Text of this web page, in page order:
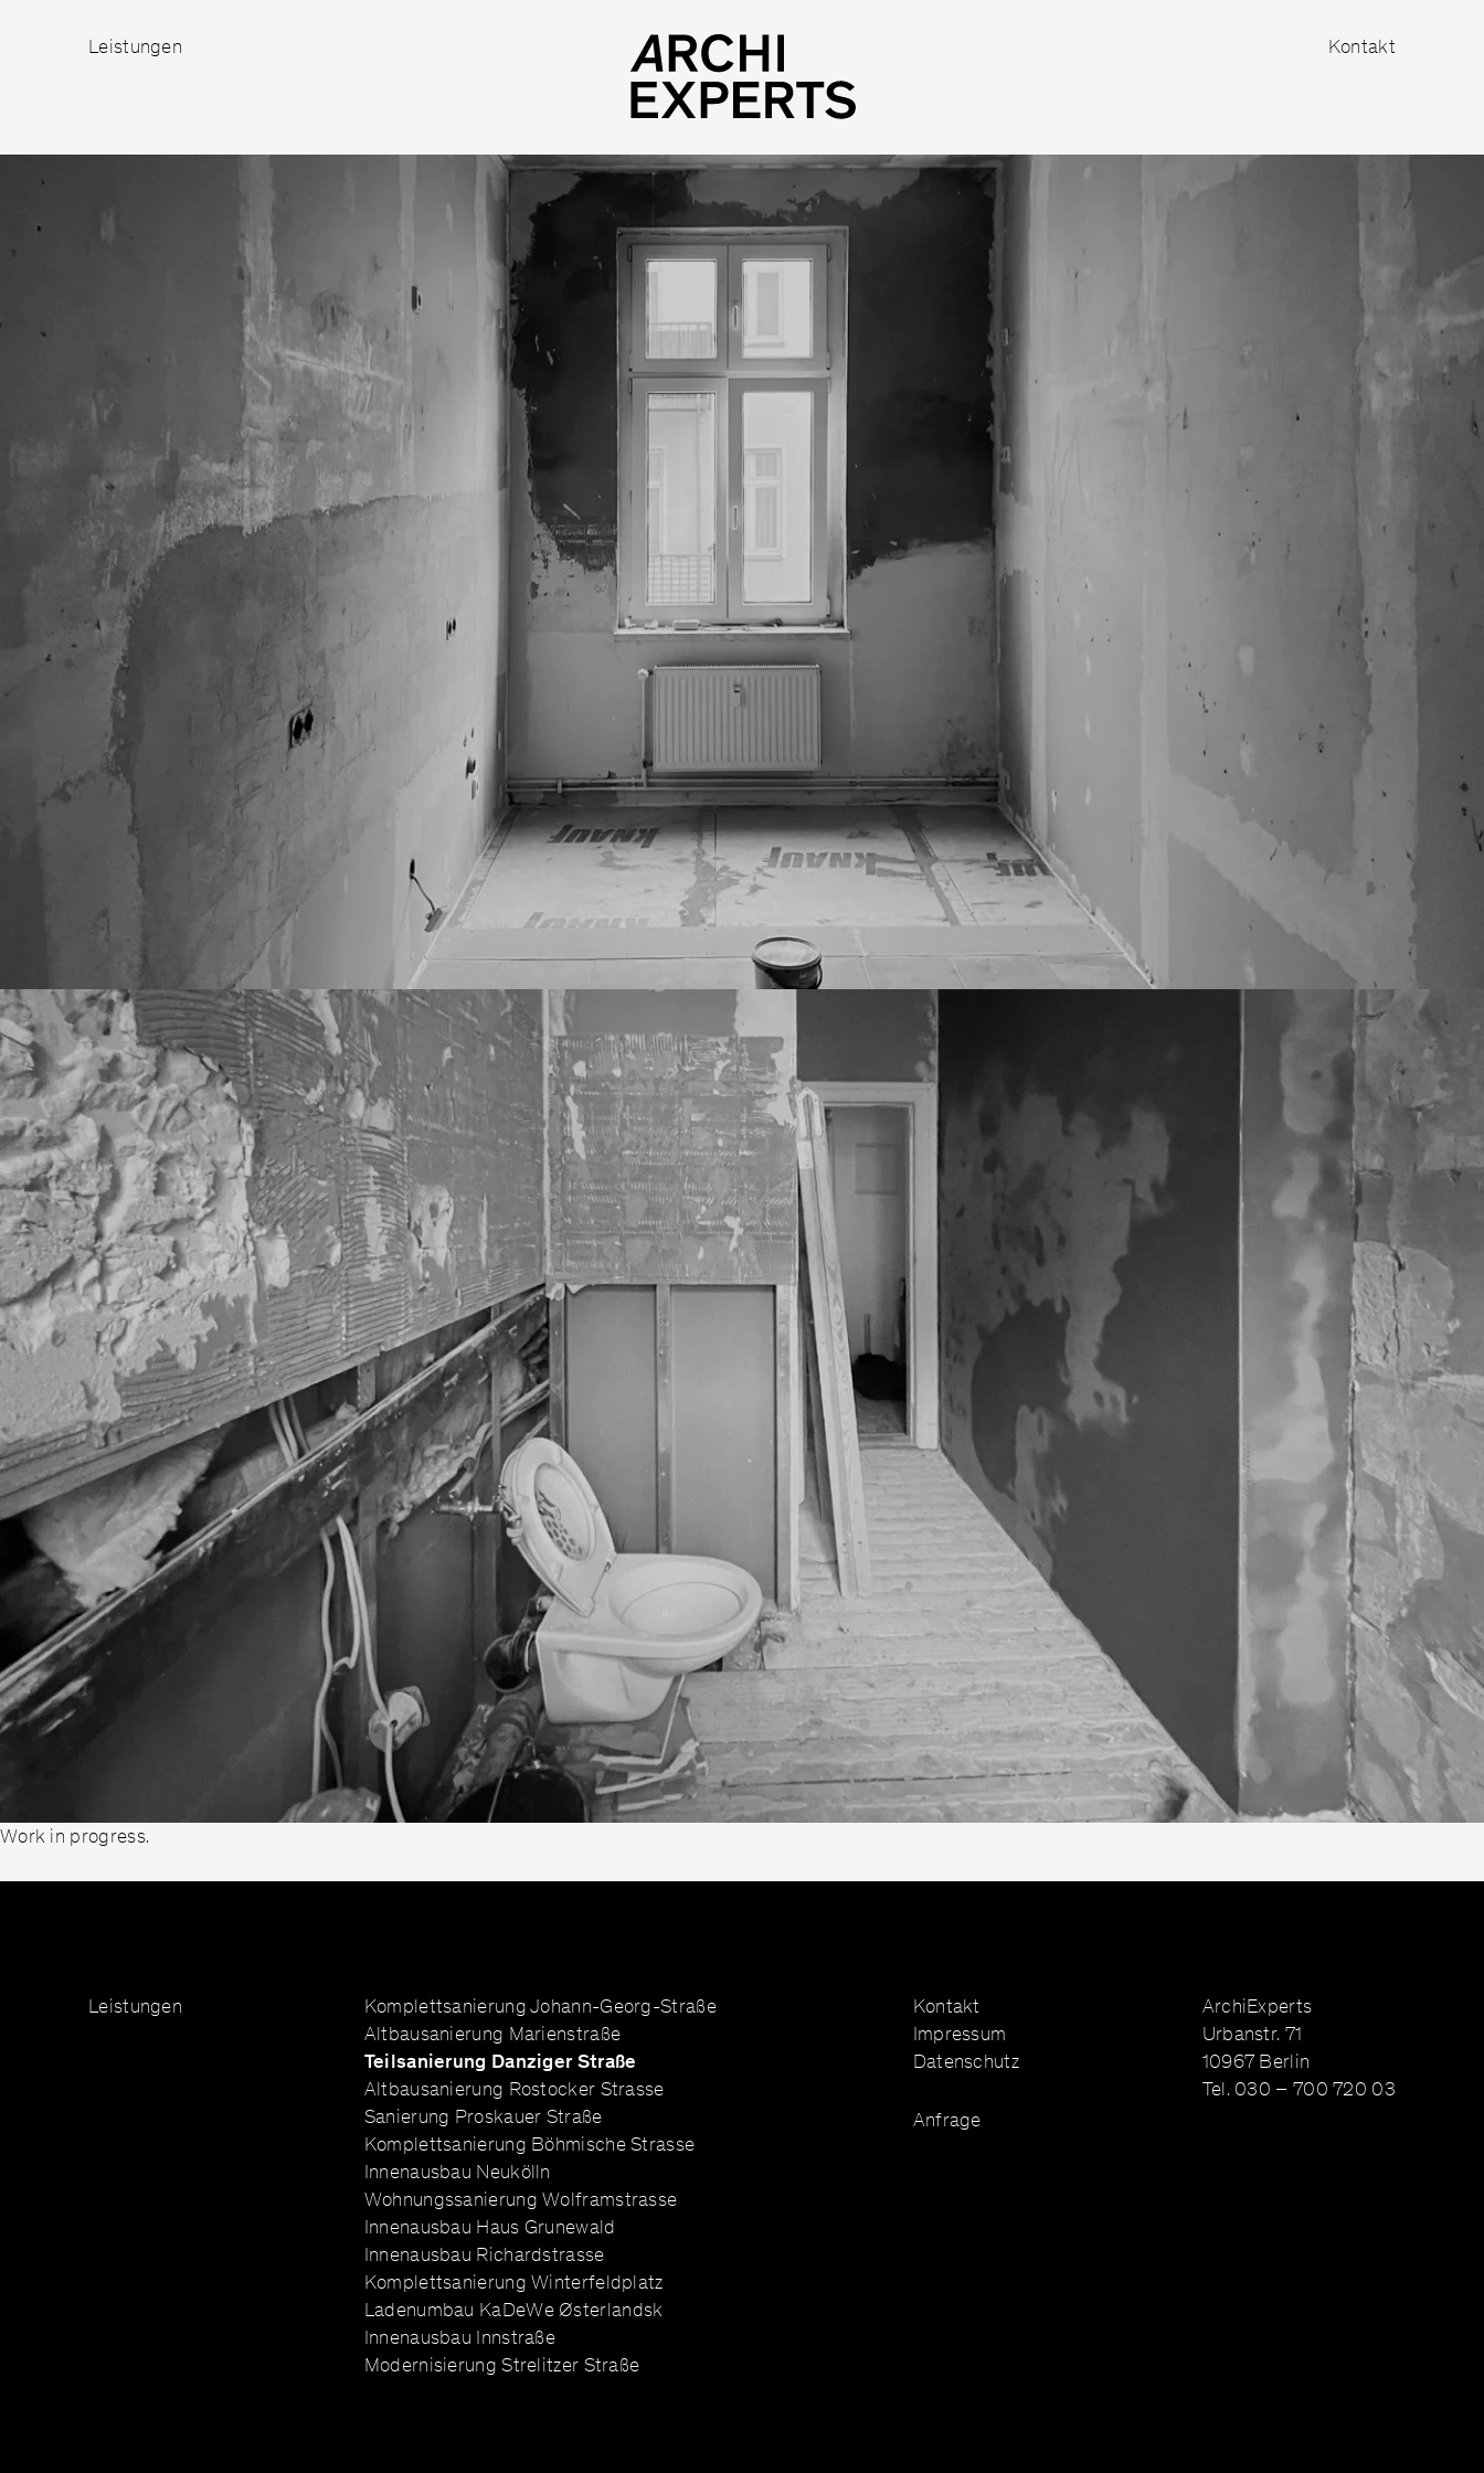
Leistungen Kontakt
Work in progress.
Leistungen
Komplettsanierung Johann-Georg-Straße
Altbausanierung Marienstraße
Teilsanierung Danziger Straße
Altbausanierung Rostocker Strasse
Sanierung Proskauer Straße
Komplettsanierung Böhmische Strasse
Innenausbau Neukölln
Wohnungssanierung Wolframstrasse
Innenausbau Haus Grunewald
Innenausbau Richardstrasse
Komplettsanierung Winterfeldplatz
Ladenumbau KaDeWe Østerlandsk
Innenausbau Innstraße
Modernisierung Strelitzer Straße
Kontakt
Impressum
Datenschutz
Anfrage
ArchiExperts
Urbanstr. 71
10967 Berlin
Tel. 030 – 700 720 03